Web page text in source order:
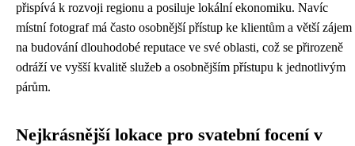
přispívá k rozvoji regionu a posiluje lokální ekonomiku. Navíc
místní fotograf má často osobnější přístup ke klientům a větší zájem
na budování dlouhodobé reputace ve své oblasti, což se přirozeně
odráží ve vyšší kvalitě služeb a osobnějším přístupu k jednotlivým
párům.
Nejkrásnější lokace pro svatební focení v